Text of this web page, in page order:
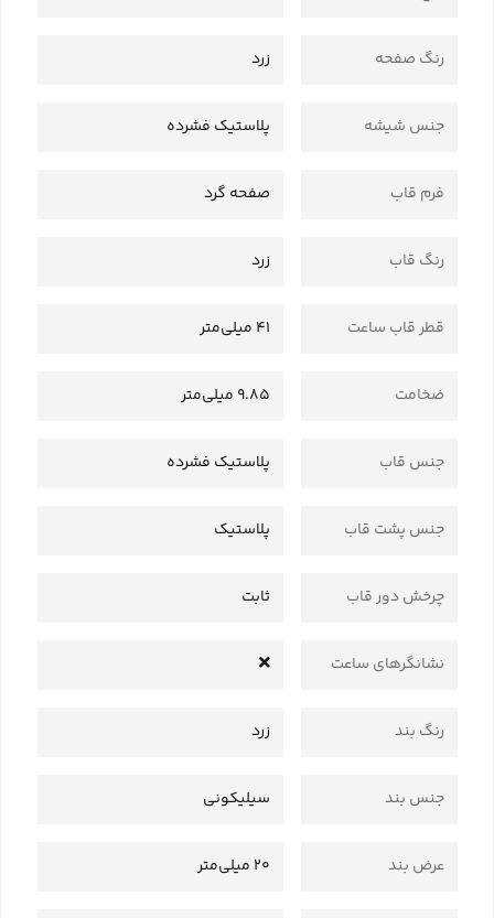
رنگ صفحه زرد
جنس شیشه پلاستیک فشرده
فرم قاب صفحه گرد
رنگ قاب زرد
قطر قاب ساعت 41 میلی‌متر
ضخامت 9.85 میلی‌متر
جنس قاب پلاستیک فشرده
جنس پشت قاب پلاستیک
چرخش دور قاب ثابت
نشانگرهای ساعت
رنگ بند زرد
جنس بند سیلیکونی
عرض بند 20 میلی‌متر